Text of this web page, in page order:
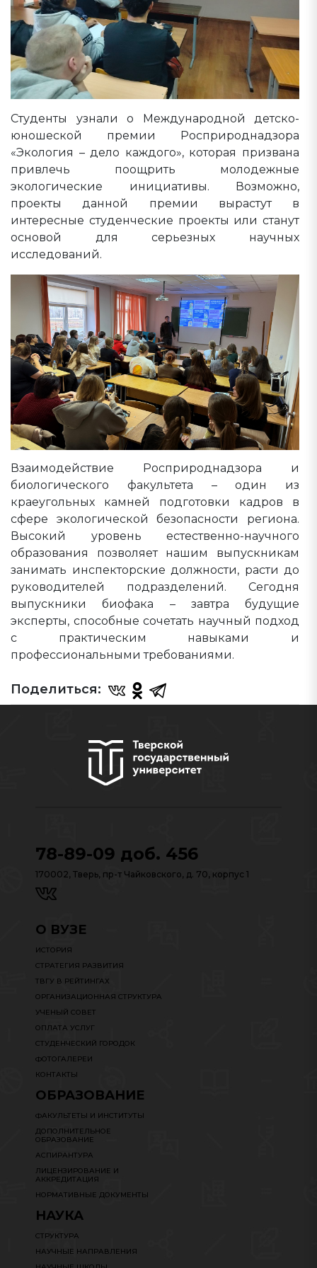
Студенты узнали о Международной детско-
юношеской премии Росприроднадзора
«Экология – дело каждого», которая призвана
привлечь поощрить молодежные
экологические инициативы. Возможно,
проекты данной премии вырастут в
интересные студенческие проекты или станут
основой для серьезных научных
исследований.
Взаимодействие Росприроднадзора и
биологического факультета – один из
краеугольных камней подготовки кадров в
сфере экологической безопасности региона.
Высокий уровень естественно-научного
образования позволяет нашим выпускникам
занимать инспекторские должности, расти до
руководителей подразделений. Сегодня
выпускники биофака – завтра будущие
эксперты, способные сочетать научный подход
с практическим навыками и
профессиональными требованиями.
Поделиться:
78-89-09 доб. 456
170002, Тверь, пр-т Чайковского, д. 70, корпус 1
О ВУЗЕ
ИСТОРИЯ
СТРАТЕГИЯ РАЗВИТИЯ
ТВГУ В РЕЙТИНГАХ
ОРГАНИЗАЦИОННАЯ СТРУКТУРА
УЧЕНЫЙ СОВЕТ
ОПЛАТА УСЛУГ
СТУДЕНЧЕСКИЙ ГОРОДОК
ФОТОГАЛЕРЕИ
КОНТАКТЫ
ОБРАЗОВАНИЕ
ФАКУЛЬТЕТЫ И ИНСТИТУТЫ
ДОПОЛНИТЕЛЬНОЕ
ОБРАЗОВАНИЕ
АСПИРАНТУРА
ЛИЦЕНЗИРОВАНИЕ И
АККРЕДИТАЦИЯ
НОРМАТИВНЫЕ ДОКУМЕНТЫ
НАУКА
СТРУКТУРА
НАУЧНЫЕ НАПРАВЛЕНИЯ